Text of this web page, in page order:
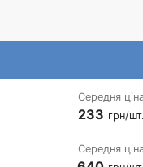
Середня
233 грн/шт.
Середня